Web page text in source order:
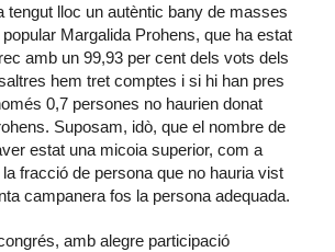
tengut lloc un autèntic bany de masses
Margalida Prohens, que ha estat
amb un 99,93 per cent dels vots dels
hem tret comptes i si hi han pres
0,7 persones no haurien donat
Suposam, idò, que el nombre de
estat una micoia superior, com a
fracció de persona que no hauria vist
campanera fos la persona adequada.
amb alegre participació